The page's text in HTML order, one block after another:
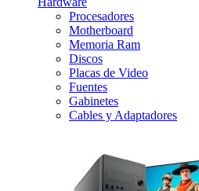
Procesadores
Motherboard
Memoria Ram
Discos
Placas de Video
Fuentes
Gabinetes
Cables y Adaptadores